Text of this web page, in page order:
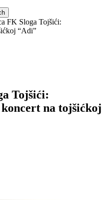
FK Sloga Tojšići:
“Adi”
Tojšići:
na tojšićkoj